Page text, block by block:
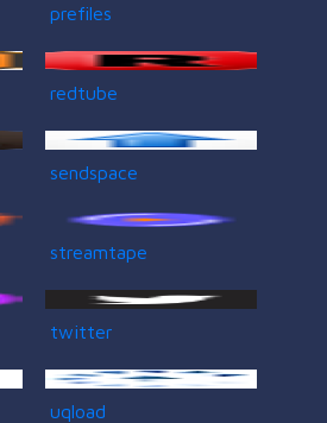
prefiles
redtube
sendspace
streamtape
twitter
uqload